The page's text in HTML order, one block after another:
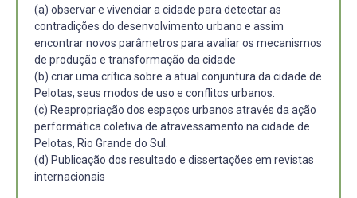
(a) observar e vivenciar a cidade para detectar as
contradições do desenvolvimento urbano e assim
encontrar novos parâmetros para avaliar os mecanismos
de produção e transformação da cidade
(b) criar uma crítica sobre a atual conjuntura da cidade de
Pelotas, seus modos de uso e conflitos urbanos.
(c) Reapropriação dos espaços urbanos através da ação
performática coletiva de atravessamento na cidade de
Pelotas, Rio Grande do Sul.
(d) Publicação dos resultado e dissertações em revistas
internacionais